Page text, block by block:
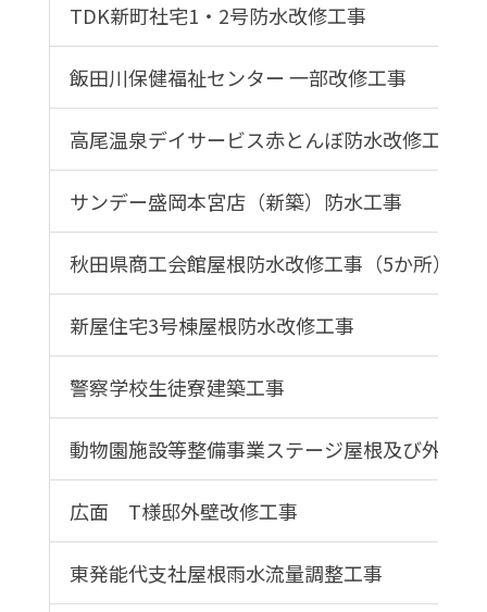
TDK新町社宅1・2号防水改修工事
飯田川保健福祉センター 一部改修工事
高尾温泉デイサービス赤とんぼ防水改修工事
サンデー盛岡本宮店（新築）防水工事
秋田県商工会館屋根防水改修工事（5か所）
新屋住宅3号棟屋根防水改修工事
警察学校生徒寮建築工事
動物園施設等整備事業ステージ屋根及び外壁改
広面 T様邸外壁改修工事
東発能代支社屋根雨水流量調整工事